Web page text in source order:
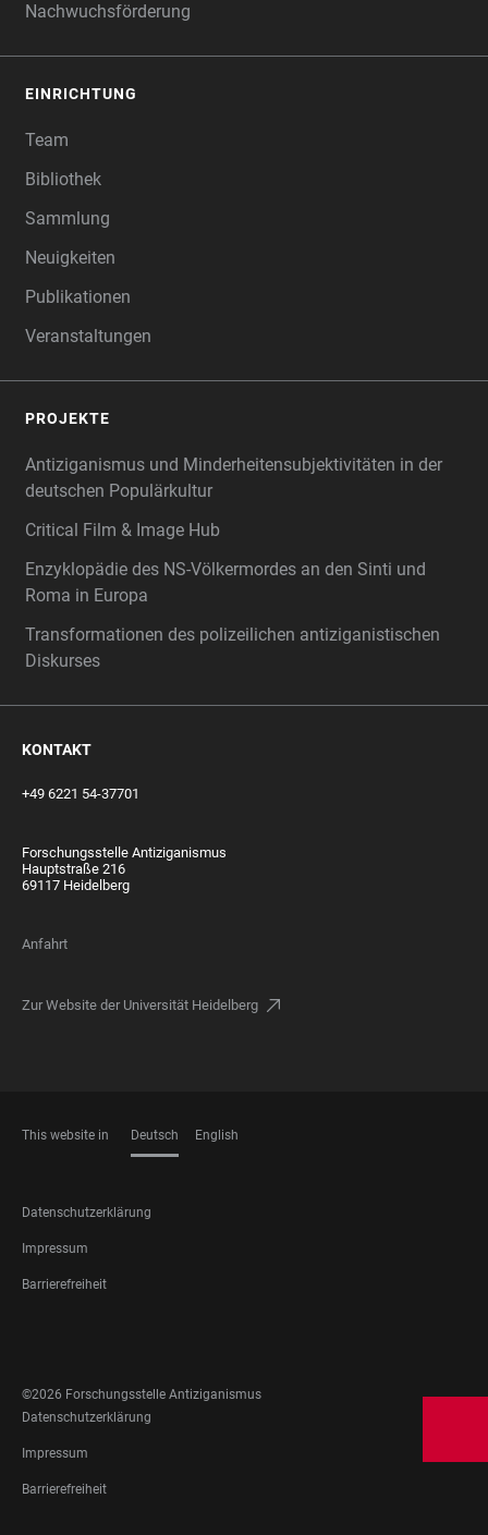
Nachwuchsförderung
EINRICHTUNG
Team
Bibliothek
Sammlung
Neuigkeiten
Publikationen
Veranstaltungen
PROJEKTE
Antiziganismus und Minderheitensubjektivitäten in der
deutschen Populärkultur
Critical Film & Image Hub
Enzyklopädie des NS-Völkermordes an den Sinti und
Roma in Europa
Transformationen des polizeilichen antiziganistischen
Diskurses
KONTAKT
+49 6221 54-37701
Forschungsstelle Antiziganismus
Hauptstraße 216
69117 Heidelberg
Anfahrt
Zur Website der Universität Heidelberg
This website in Deutsch English
FOOTER
LEGAL
Datenschutzerklärung
Impressum
Barrierefreiheit
MEDIA
©2026 Forschungsstelle Antiziganismus
FOOTER
LEGAL
Datenschutzerklärung
Impressum
Barrierefreiheit